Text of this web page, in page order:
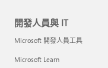
開發人員與 IT
Microsoft 開發人員工具
Microsoft Learn